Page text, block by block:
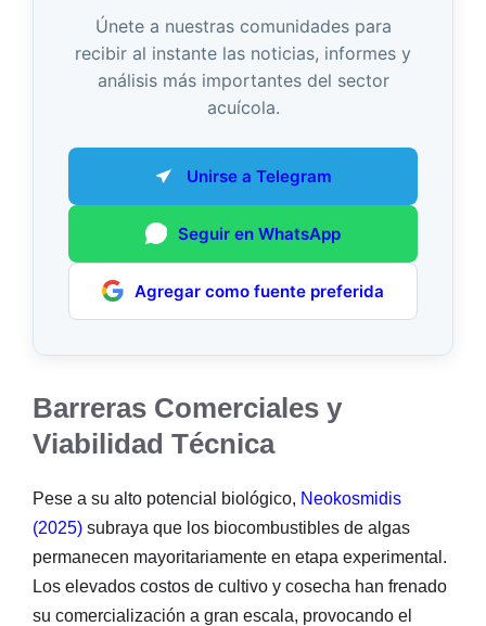
Únete a nuestras comunidades para
recibir al instante las noticias, informes y
análisis más importantes del sector
acuícola.
Unirse a Telegram
Seguir en WhatsApp
Agregar como fuente preferida
Barreras Comerciales y
Viabilidad Técnica
Pese a su alto potencial biológico, Neokosmidis
(2025) subraya que los biocombustibles de algas
permanecen mayoritariamente en etapa experimental.
Los elevados costos de cultivo y cosecha han frenado
su comercialización a gran escala, provocando el